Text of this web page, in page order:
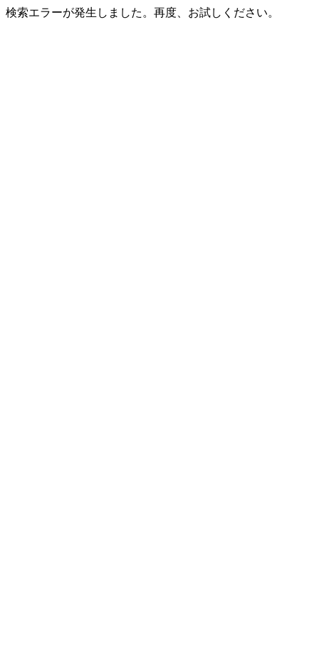
検索エラーが発生しました。再度、お試しください。